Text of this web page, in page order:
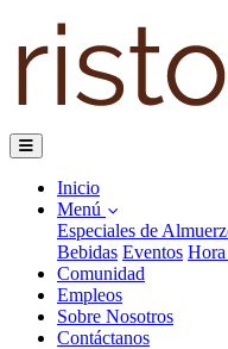
Inicio
Menú
Especiales de
Bebidas Eventos
Comunidad
Empleos
Sobre Nosotros
Contáctanos